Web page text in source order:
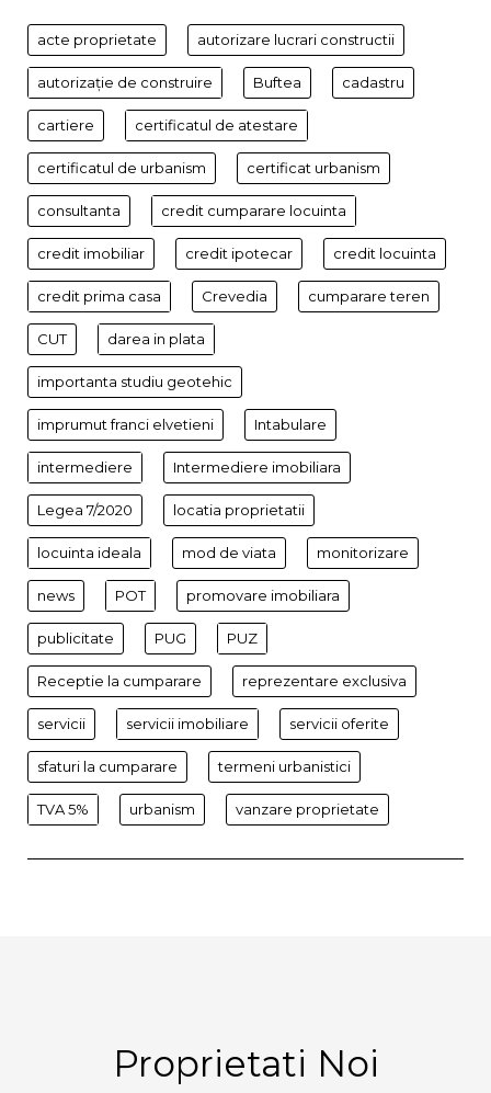
acte proprietate autorizare lucrari constructii
autorizație de construire Buftea cadastru
cartiere certificatul de atestare
certificatul de urbanism certificat urbanism
consultanta credit cumparare locuinta
credit imobiliar credit ipotecar credit locuinta
credit prima casa Crevedia cumparare teren
CUT darea in plata
importanta studiu geotehic
imprumut franci elvetieni Intabulare
intermediere Intermediere imobiliara
Legea 7/2020 locatia proprietatii
locuinta ideala mod de viata monitorizare
news POT promovare imobiliara
publicitate PUG PUZ
Receptie la cumparare reprezentare exclusiva
servicii servicii imobiliare servicii oferite
sfaturi la cumparare termeni urbanistici
TVA 5% urbanism vanzare proprietate
Proprietati Noi